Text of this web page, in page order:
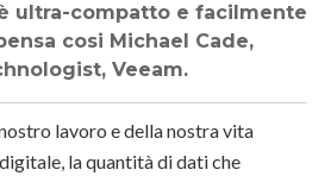
ultra-compatto e facilmente
cosi Michael Cade,
Veeam.
lavoro e della nostra vita
la quantità di dati che